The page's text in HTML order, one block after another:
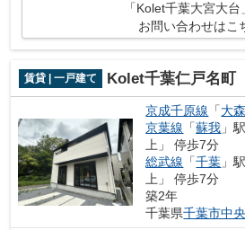
「Kolet千葉大宮大
お問い合わせはこ
賃貸 | 一戸建て Kolet千葉仁戸名町
京成千原線 「大
京葉線 「蘇我 」
上」 停歩7分
総武線 「千葉 」
上」 停歩7分
築2年
千葉県千葉市中